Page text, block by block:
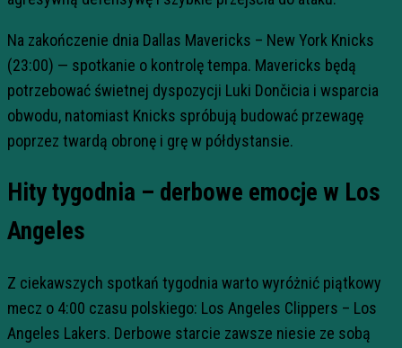
Na zakończenie dnia Dallas Mavericks – New York Knicks
(23:00) — spotkanie o kontrolę tempa. Mavericks będą
potrzebować świetnej dyspozycji Luki Dončicia i wsparcia
obwodu, natomiast Knicks spróbują budować przewagę
poprzez twardą obronę i grę w półdystansie.
Hity tygodnia – derbowe emocje w Los
Angeles
Z ciekawszych spotkań tygodnia warto wyróżnić piątkowy
mecz o 4:00 czasu polskiego: Los Angeles Clippers – Los
Angeles Lakers. Derbowe starcie zawsze niesie ze sobą